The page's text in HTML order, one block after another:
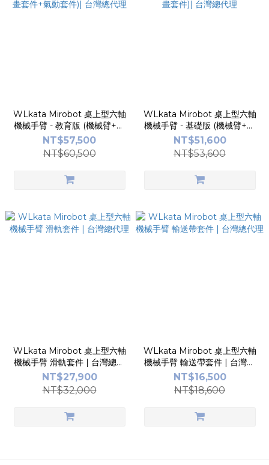
WLkata Mirobot 桌上型六軸
機械手臂 - 教育版 (機械臂+寫
字畫畫套件+氣動套件)| 台灣總
代理
NT$57,500
NT$60,500
WLkata Mirobot 桌上型六軸
機械手臂 - 基礎版 (機械臂+寫
字畫畫套件)| 台灣總代理
NT$51,600
NT$53,600
WLkata Mirobot 桌上型六軸
機械手臂 滑軌套件 | 台灣總代
理
NT$27,900
NT$32,000
WLkata Mirobot 桌上型六軸
機械手臂 輸送帶套件 | 台灣總
代理
NT$16,500
NT$18,600